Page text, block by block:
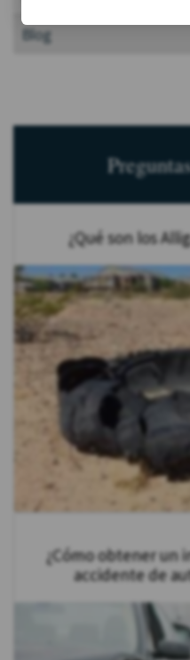
Blog
¿Qué son los
¿Cómo obtener un
accidente de